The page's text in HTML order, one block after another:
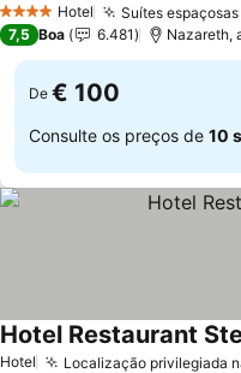
4 EstrelasHotel Suítes
7,5 Boa 6.481 Nazareth,
De € 100
Consulte os preços de 10
Hotel Localização privilegiada
Hotel Restaurant